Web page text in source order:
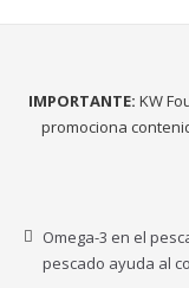
IMPORTANTE: KW
promociona
Omega-3 en el
pescado ayuda al